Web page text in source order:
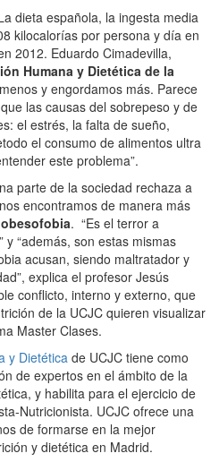
dieta española, la ingesta media
kilocalorías por persona y día en
2012. Eduardo Cimadevilla,
Humana y Dietética de la
y engordamos más. Parece
las causas del sobrepeso y de
el estrés, la falta de sueño,
el consumo de alimentos ultra
este problema”.
parte de la sociedad rechaza a
encontramos de manera más
obesofobia. “Es el terror a
“además, son estas mismas
acusan, siendo maltratador y
explica el profesor Jesús
conflicto, interno y externo, que
de la UCJC quieren visualizar
Master Clases.
y Dietética de UCJC tiene como
de expertos en el ámbito de la
y habilita para el ejercicio de
Nutricionista. UCJC ofrece una
de formarse en la mejor
y dietética en Madrid.